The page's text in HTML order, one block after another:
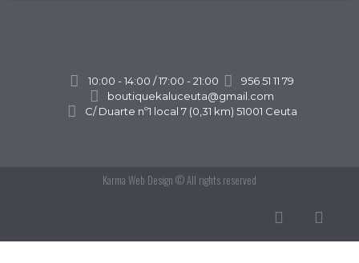
10:00 - 14:00 / 17:00 - 21:00
956 51 11 79
boutiquekaluceuta@gmail.com
C/ Duarte nº1 local 7 (0,31 km) 51001 Ceuta
Karma Web Design © All rights reserved